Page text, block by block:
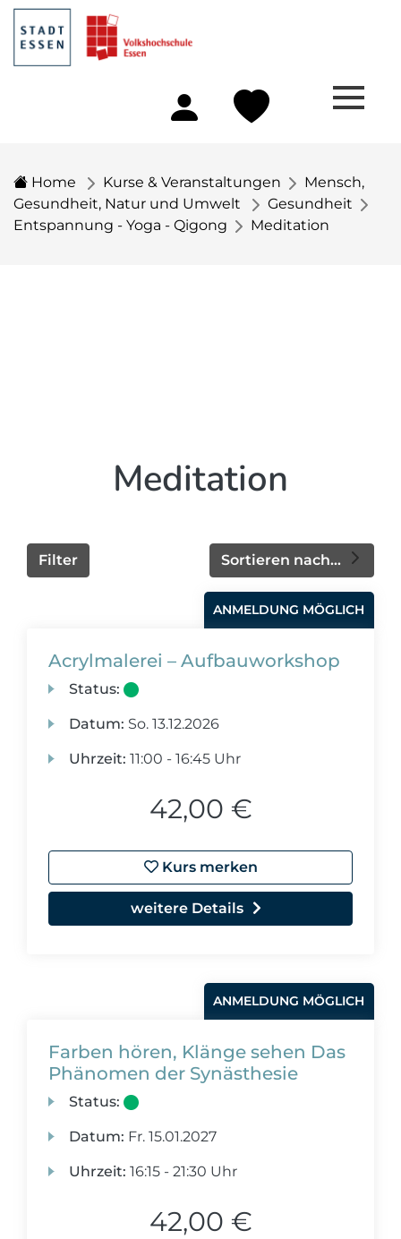
Home Kurse & Veranstaltungen
Mensch,
Gesundheit, Natur und Umwelt
Gesundheit
Entspannung - Yoga - Qigong
Meditation
Meditation
Sortieren nach...
Filter
ANMELDUNG MÖGLICH
Acrylmalerei – Aufbauworkshop
Status:
Datum: So. 13.12.2026
Uhrzeit: 11:00 - 16:45 Uhr
42,00 €
Kurs merken
weitere Details
ANMELDUNG MÖGLICH
Farben hören, Klänge sehen Das
Phänomen der Synästhesie
Status:
Datum: Fr. 15.01.2027
Uhrzeit: 16:15 - 21:30 Uhr
42,00 €